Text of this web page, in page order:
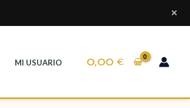
✕
MI USUARIO 0,00€